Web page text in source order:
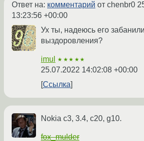
Ответ на: комментарий от chenbr0
13:23:56 +00:00
Ух ты, надеюсь его
выздоровления?
imul ★★★★★
25.07.2022 14:02:08 +00:00
Ссылка
Nokia c3, 3.4, c20, g10.
fox_mulder